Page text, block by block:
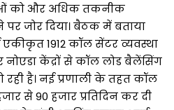
को और अधिक तकनीक
पर जोर दिया। बैठक में बताया
1912 कॉल सेंटर व्यवस्था
केंद्रों से कॉल लोड बैलेंसिंग
रही है। नई प्रणाली के तहत कॉल
से 90 हजार प्रतिदिन कर दी